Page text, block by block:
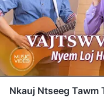
Nkauj Ntseeg Tawm